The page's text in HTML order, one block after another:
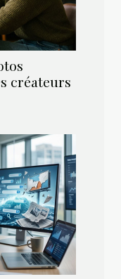
créateurs